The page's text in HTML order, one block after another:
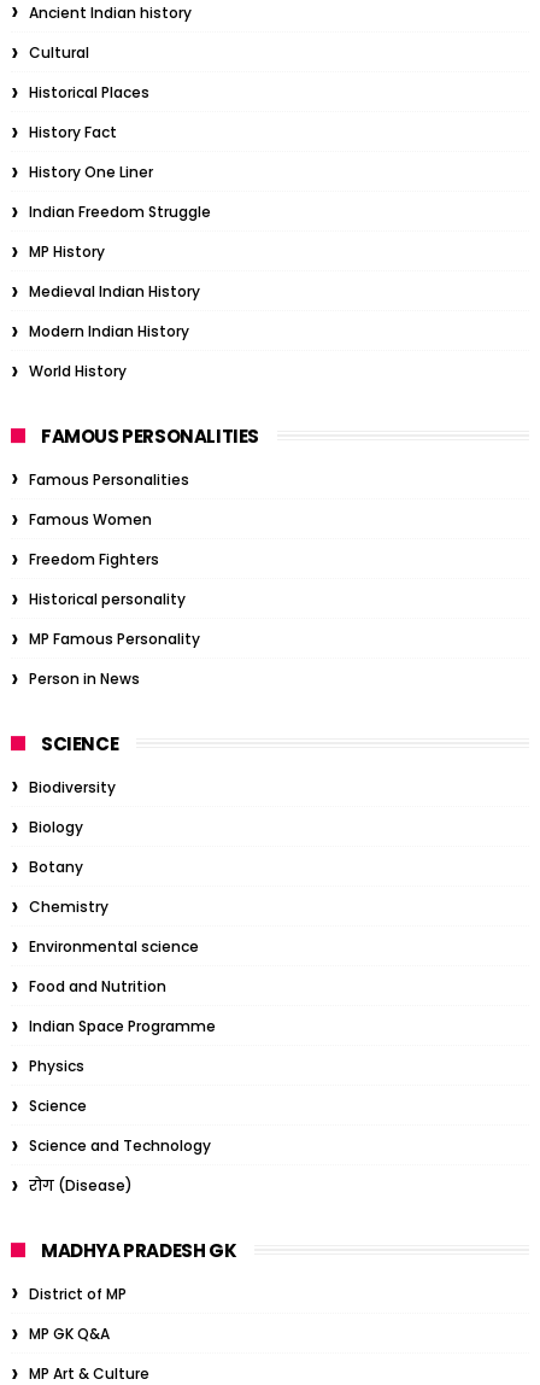
Ancient Indian history
Cultural
Historical Places
History Fact
History One Liner
Indian Freedom Struggle
MP History
Medieval Indian History
Modern Indian History
World History
FAMOUS PERSONALITIES
Famous Personalities
Famous Women
Freedom Fighters
Historical personality
MP Famous Personality
Person in News
SCIENCE
Biodiversity
Biology
Botany
Chemistry
Environmental science
Food and Nutrition
Indian Space Programme
Physics
Science
Science and Technology
रोग (Disease)
MADHYA PRADESH GK
District of MP
MP GK Q&A
MP Art & Culture